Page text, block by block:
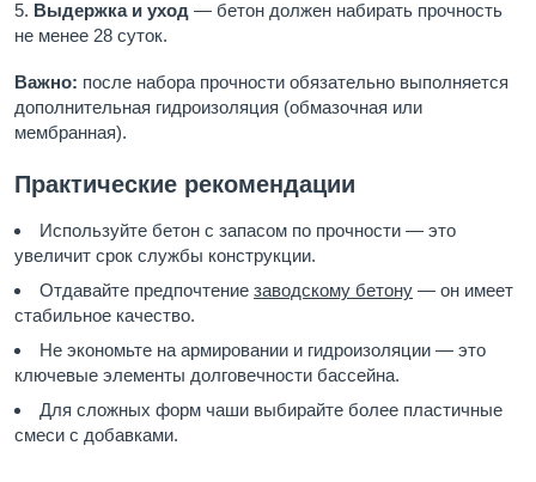
Выдержка и уход — бетон должен набирать прочность
не менее 28 суток.
Важно: после набора прочности обязательно выполняется
дополнительная гидроизоляция (обмазочная или
мембранная).
Практические рекомендации
Используйте бетон с запасом по прочности — это
увеличит срок службы конструкции.
Отдавайте предпочтение заводскому бетону — он имеет
стабильное качество.
Не экономьте на армировании и гидроизоляции — это
ключевые элементы долговечности бассейна.
Для сложных форм чаши выбирайте более пластичные
смеси с добавками.